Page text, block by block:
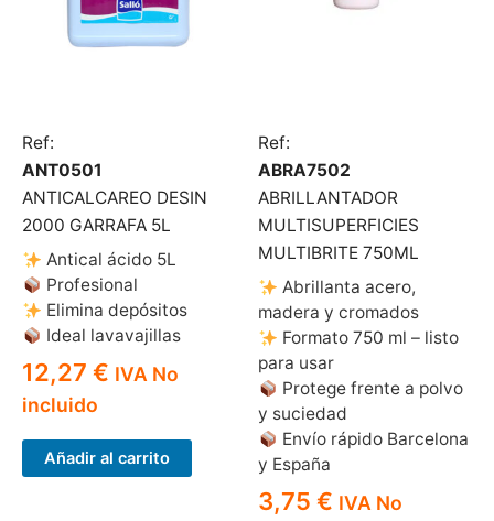
Ref:
ANT0501
ANTICALCAREO DESIN
2000 GARRAFA 5L
Antical ácido 5L
Profesional
Elimina depósitos
Ideal lavavajillas
12,27 € IVA No
incluido
Añadir al carrito
Ref:
ABRA7502
ABRILLANTADOR
MULTISUPERFICIES
MULTIBRITE 750ML
Abrillanta acero,
madera y cromados
Formato 750 ml – listo
para usar
Protege frente a polvo
y suciedad
Envío rápido Barcelona
y España
3,75 € IVA No